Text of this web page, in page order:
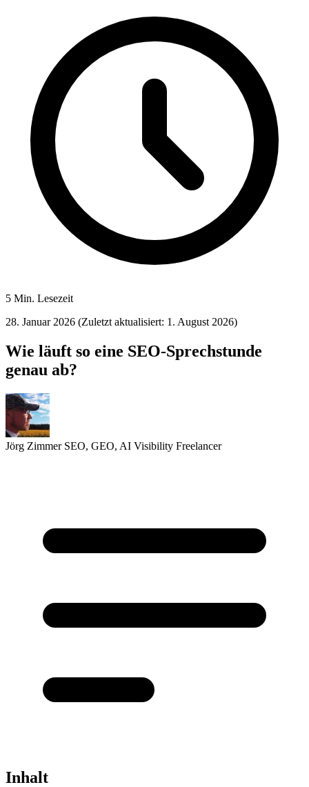
5 Min. Lesezeit
28. Januar 2026 (Zuletzt aktualisiert: 1. August 2026)
Wie läuft so eine SEO-Sprechstunde
genau ab?
Jörg Zimmer SEO, GEO, AI Visibility Freelancer
Inhalt